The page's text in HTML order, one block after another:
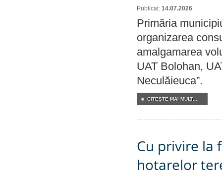
Publicat: 14.07.2026
Primăria
organizarea
amalgamarea
UAT Bolohan,
Neculăieuca”.
CITEŞTE MAI MULT...
Cu privire la
hotarelor